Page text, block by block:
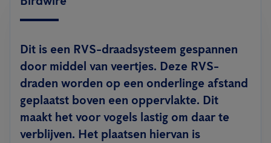
Dit is een RVS-draadsysteem gespannen
door middel van veertjes. Deze RVS-
draden worden op een onderlinge afstand
geplaatst boven een oppervlakte. Dit
maakt het voor vogels lastig om daar te
verblijven. Het plaatsen hiervan is